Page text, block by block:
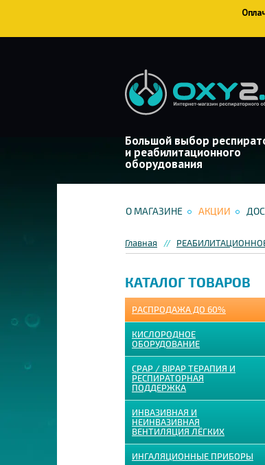
Большой выбор
и реабилитационного
оборудования
О МАГАЗИНЕ АКЦИИ
Главная
КАТАЛОГ ТОВАРОВ
РАСПРОДАЖА ДО 60%
КИСЛОРОДНОЕ
ОБОРУДОВАНИЕ
CPAP / BIPAP ТЕРАПИЯ И
РЕСПИРАТОРНАЯ
ПОДДЕРЖКА
ИНВАЗИВНАЯ И
НЕИНВАЗИВНАЯ
ВЕНТИЛЯЦИЯ ЛЁГКИХ
ИНГАЛЯЦИОННЫЕ ПРИБОРЫ